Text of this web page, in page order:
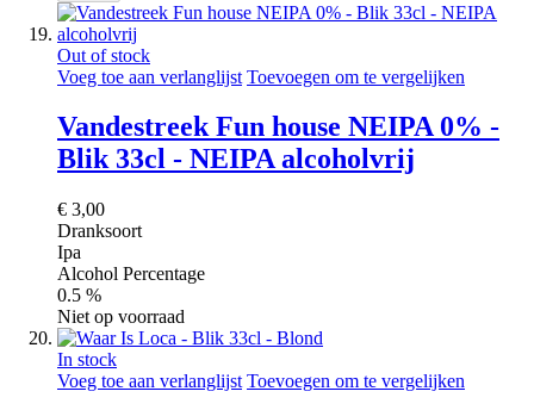
Out of stock
Voeg toe aan verlanglijst Toevoegen om te vergelijken
Vandestreek Fun house NEIPA 0% -
Blik 33cl - NEIPA alcoholvrij
€ 3,00
Dranksoort
Ipa
Alcohol Percentage
0.5 %
Niet op voorraad
In stock
Voeg toe aan verlanglijst Toevoegen om te vergelijken